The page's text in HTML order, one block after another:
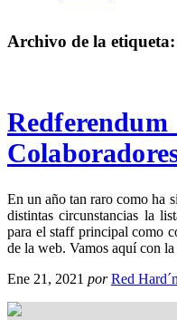
Archivo de la etiqueta:
En un año tan raro como ha
distintas circunstancias la
para el staff principal como
de la web. Vamos aquí con la
Ene 21, 2021 por Red